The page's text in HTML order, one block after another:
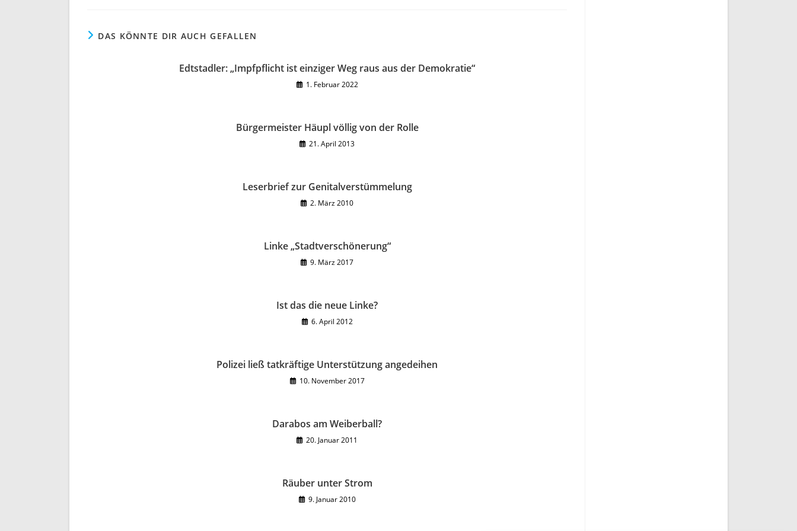
DAS KÖNNTE DIR AUCH GEFALLEN
Edtstadler: „Impfpflicht ist einziger Weg raus aus der Demokratie“
1. Februar 2022
Bürgermeister Häupl völlig von der Rolle
21. April 2013
Leserbrief zur Genitalverstümmelung
2. März 2010
Linke „Stadtverschönerung“
9. März 2017
Ist das die neue Linke?
6. April 2012
Polizei ließ tatkräftige Unterstützung angedeihen
10. November 2017
Darabos am Weiberball?
20. Januar 2011
Räuber unter Strom
9. Januar 2010